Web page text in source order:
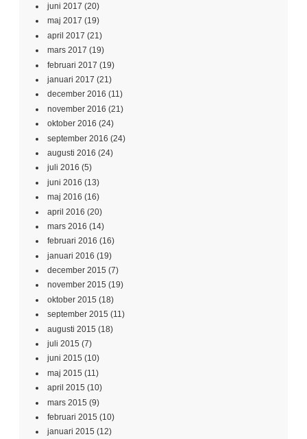
juni 2017 (20)
maj 2017 (19)
april 2017 (21)
mars 2017 (19)
februari 2017 (19)
januari 2017 (21)
december 2016 (11)
november 2016 (21)
oktober 2016 (24)
september 2016 (24)
augusti 2016 (24)
juli 2016 (5)
juni 2016 (13)
maj 2016 (16)
april 2016 (20)
mars 2016 (14)
februari 2016 (16)
januari 2016 (19)
december 2015 (7)
november 2015 (19)
oktober 2015 (18)
september 2015 (11)
augusti 2015 (18)
juli 2015 (7)
juni 2015 (10)
maj 2015 (11)
april 2015 (10)
mars 2015 (9)
februari 2015 (10)
januari 2015 (12)